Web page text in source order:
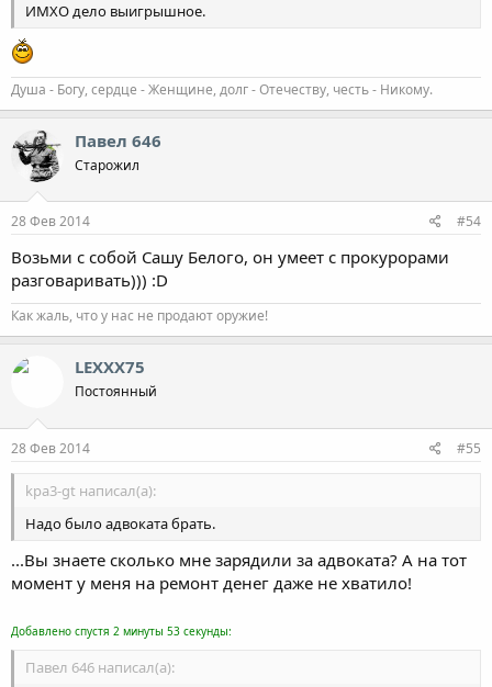
ИМХО дело выигрышное.
Душа - Богу, сердце - Женщине, долг - Отечеству, честь - Никому.
Павел 646
Старожил
28 Фев 2014 #54
Возьми с собой Сашу Белого, он умеет с прокурорами
разговаривать))) :D
Как жаль, что у нас не продают оружие!
LEXXX75
Постоянный
28 Фев 2014 #55
kpa3-gt написал(а):
Надо было адвоката брать.
...Вы знаете сколько мне зарядили за адвоката? А на тот
момент у меня на ремонт денег даже не хватило!
Добавлено спустя 2 минуты 53 секунды:
Павел 646 написал(а):